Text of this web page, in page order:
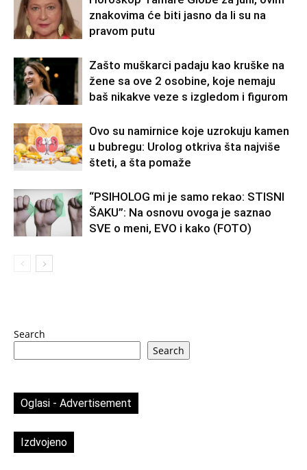
znakovima će biti jasno da li su na
pravom putu
Zašto muškarci padaju kao kruške na
žene sa ove 2 osobine, koje nemaju
baš nikakve veze s izgledom i figurom
Ovo su namirnice koje uzrokuju kamen
u bubregu: Urolog otkriva šta najviše
šteti, a šta pomaže
“PSIHOLOG mi je samo rekao: STISNI
ŠAKU”: Na osnovu ovoga je saznao
SVE o meni, EVO i kako (FOTO)
Search
Search
Oglasi - Advertisement
Izdvojeno